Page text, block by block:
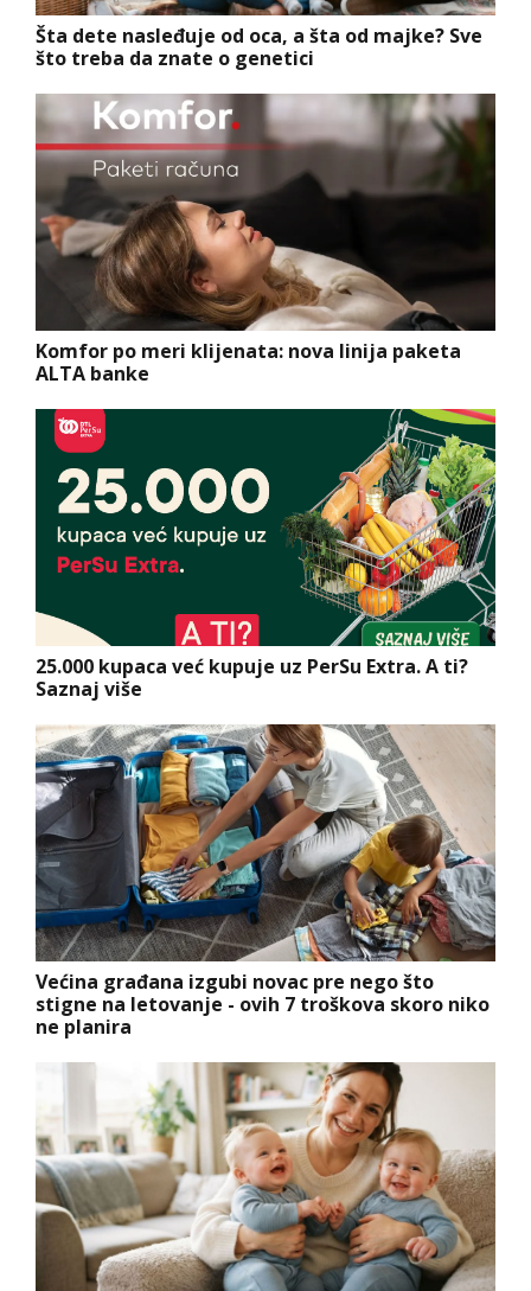
Šta dete nasleđuje od oca, a šta od majke? Sve
što treba da znate o genetici
Komfor po meri klijenata: nova linija paketa
ALTA banke
25.000 kupaca već kupuje uz PerSu Extra. A ti?
Saznaj više
Većina građana izgubi novac pre nego što
stigne na letovanje - ovih 7 troškova skoro niko
ne planira